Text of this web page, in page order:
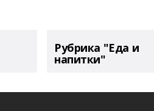
Рубрика "Еда и
напитки"